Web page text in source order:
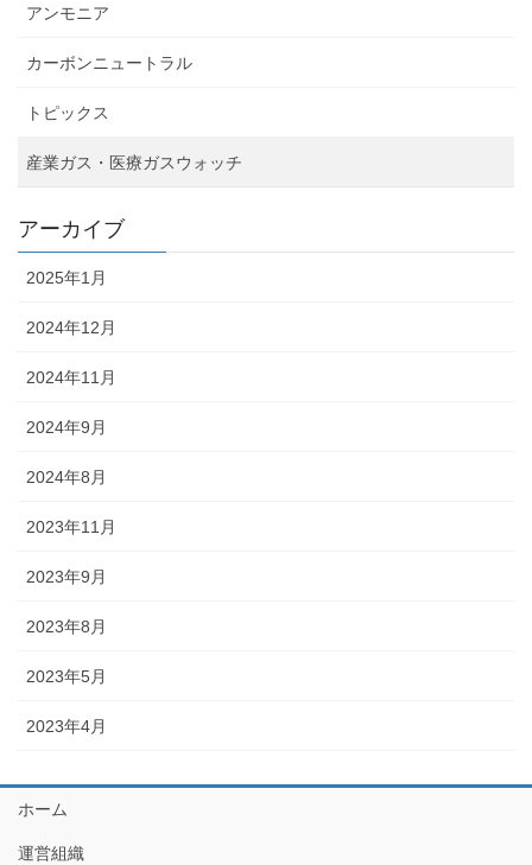
アンモニア
カーボンニュートラル
トピックス
産業ガス・医療ガスウォッチ
アーカイブ
2025年1月
2024年12月
2024年11月
2024年9月
2024年8月
2023年11月
2023年9月
2023年8月
2023年5月
2023年4月
ホーム
運営組織